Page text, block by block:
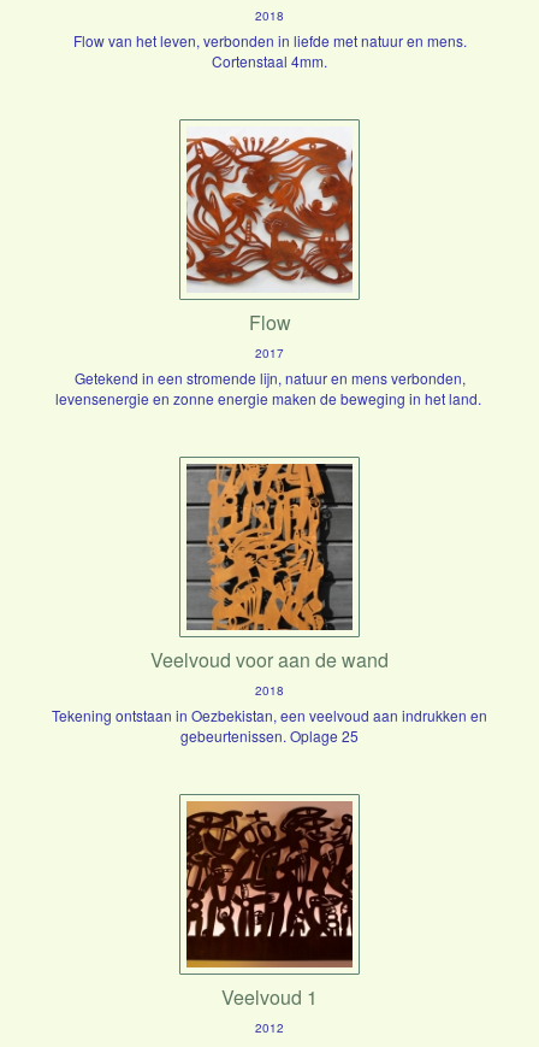
2018
Flow van het leven, verbonden in liefde met natuur en mens.
Cortenstaal 4mm.
Flow
2017
Getekend in een stromende lijn, natuur en mens verbonden,
levensenergie en zonne energie maken de beweging in het land.
Veelvoud voor aan de wand
2018
Tekening ontstaan in Oezbekistan, een veelvoud aan indrukken en
gebeurtenissen. Oplage 25
Veelvoud 1
2012